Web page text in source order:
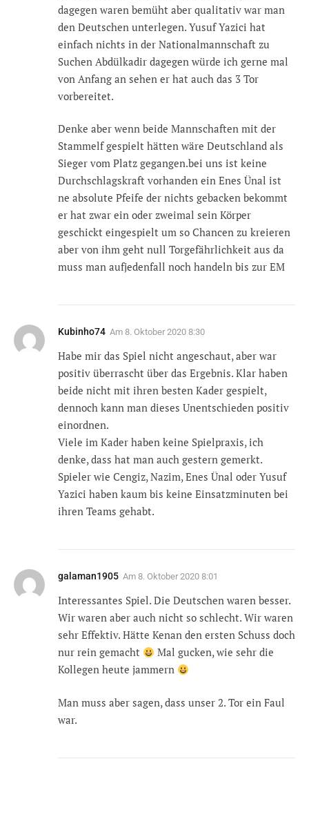
dagegen waren bemüht aber qualitativ war man
den Deutschen unterlegen. Yusuf Yazici hat
einfach nichts in der Nationalmannschaft zu
Suchen Abdülkadir dagegen würde ich gerne mal
von Anfang an sehen er hat auch das 3 Tor
vorbereitet.
Denke aber wenn beide Mannschaften mit der
Stammelf gespielt hätten wäre Deutschland als
Sieger vom Platz gegangen.bei uns ist keine
Durchschlagskraft vorhanden ein Enes Ünal ist
ne absolute Pfeife der nichts gebacken bekommt
er hat zwar ein oder zweimal sein Körper
geschickt eingespielt um so Chancen zu kreieren
aber von ihm geht null Torgefährlichkeit aus da
muss man aufjedenfall noch handeln bis zur EM
Kubinho74 Am 8. Oktober 2020 8:30
Habe mir das Spiel nicht angeschaut, aber war
positiv überrascht über das Ergebnis. Klar haben
beide nicht mit ihren besten Kader gespielt,
dennoch kann man dieses Unentschieden positiv
einordnen.
Viele im Kader haben keine Spielpraxis, ich
denke, dass hat man auch gestern gemerkt.
Spieler wie Cengiz, Nazim, Enes Ünal oder Yusuf
Yazici haben kaum bis keine Einsatzminuten bei
ihren Teams gehabt.
galaman1905 Am 8. Oktober 2020 8:01
Interessantes Spiel. Die Deutschen waren besser.
Wir waren aber auch nicht so schlecht. Wir waren
sehr Effektiv. Hätte Kenan den ersten Schuss doch
nur rein gemacht
Mal gucken, wie sehr die
Kollegen heute jammern
Man muss aber sagen, dass unser 2. Tor ein Faul
war.